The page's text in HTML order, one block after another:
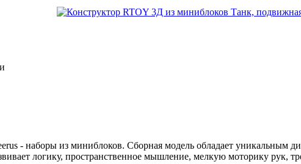
- наборы из миниблоков. Сборная модель обладает уникальным
логику, пространственное мышление, мелкую моторику рук,